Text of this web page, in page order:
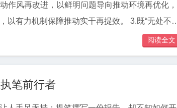
现代化发展要求，又贴合徐泾镇的实际需求，体
机制保障推动实干再提效。 3.既“无处不
“协同合作”，既“不减力度”又“不失温度”，既“线下
境，打造“过得硬”的法治环境，营造“留得住”的
阅读全文
笔前行者